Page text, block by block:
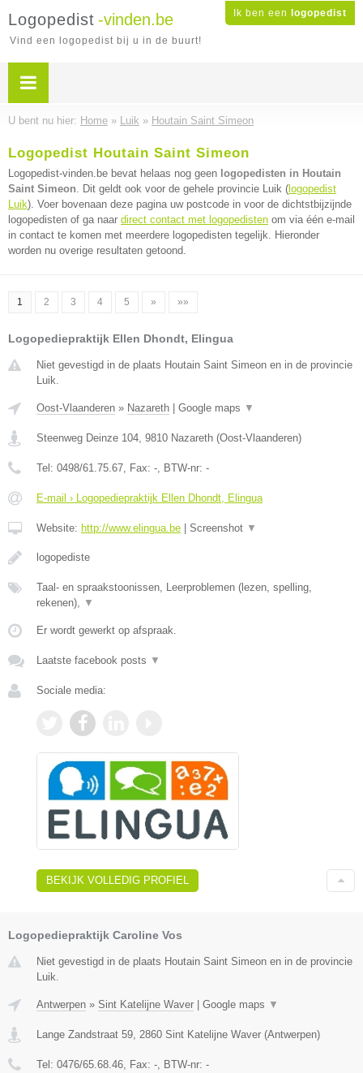
Ik ben een logopedist
Logopedist -vinden.be
Vind een logopedist bij u in de buurt!
U bent nu hier: Home » Luik » Houtain Saint Simeon
Logopedist Houtain Saint Simeon
Logopedist-vinden.be bevat helaas nog geen logopedisten in Houtain
Saint Simeon. Dit geldt ook voor de gehele provincie Luik ( logopedist
Luik). Voer bovenaan deze pagina uw postcode in voor de dichtstbijzijnde
logopedisten of ga naar direct contact met logopedisten om via één e-mail
in contact te komen met meerdere logopedisten tegelijk. Hieronder
worden nu overige resultaten getoond.
1 2 3 4 5 » »»
Logopediepraktijk Ellen Dhondt, Elingua
Niet gevestigd in de plaats Houtain Saint Simeon en in de provincie
Luik.
Oost-Vlaanderen » Nazareth Google maps ▼
Steenweg Deinze 104, 9810 Nazareth (Oost-Vlaanderen)
Tel: 0498/61.75.67, Fax: -, BTW-nr: -
E-mail › Logopediepraktijk Ellen Dhondt, Elingua
Website: http://www.elingua.be Screenshot ▼
logopediste
Taal- en spraakstoonissen, Leerproblemen (lezen, spelling,
rekenen), ▼
Er wordt gewerkt op afspraak.
Laatste facebook posts ▼
Sociale media:
BEKIJK VOLLEDIG PROFIEL
Logopediepraktijk Caroline Vos
Niet gevestigd in de plaats Houtain Saint Simeon en in de provincie
Luik.
Antwerpen » Sint Katelijne Waver Google maps ▼
Lange Zandstraat 59, 2860 Sint Katelijne Waver (Antwerpen)
Tel: 0476/65.68.46, Fax: -, BTW-nr: -